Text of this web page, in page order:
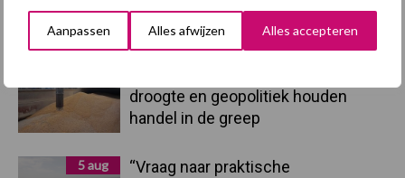
Aanpassen Alles afwijzen Alles accepteren
afzetcrisis in het najaar
droogte en geopolitiek houden
handel in de greep
5 aug
“Vraag naar praktische